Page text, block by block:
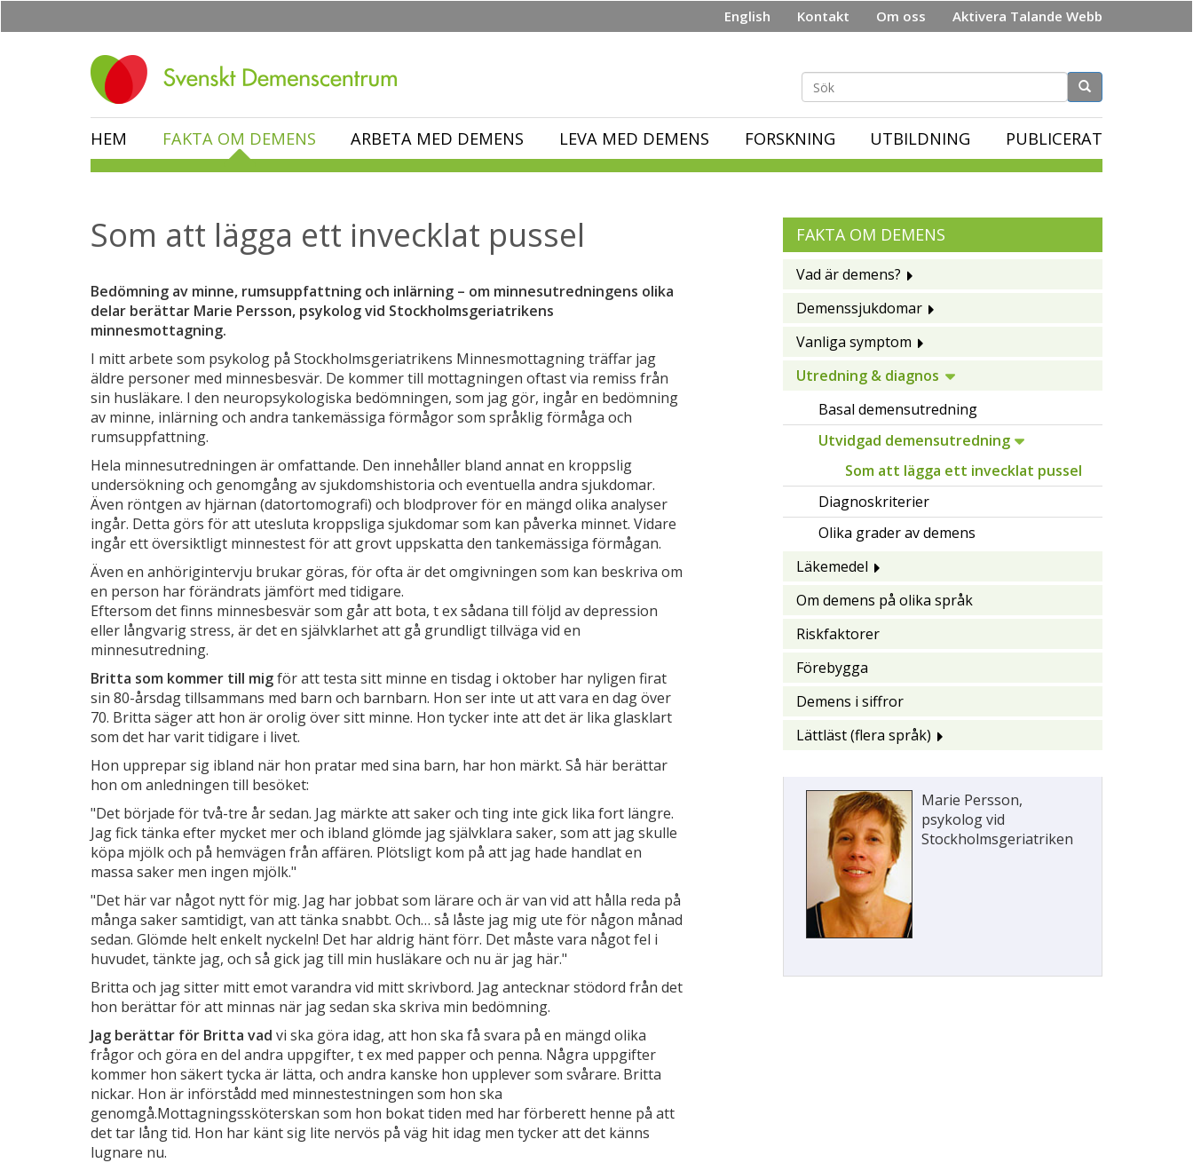
English Kontakt Om oss Aktivera Talande Webb
Sökformulär
HEM FAKTA OM DEMENS ARBETA MED DEMENS LEVA MED DEMENS FORSKNING UTBILDNING PUBLICERAT
Som att lägga ett invecklat pussel
Bedömning av minne, rumsuppfattning och inlärning – om minnesutredningens olika
delar berättar Marie Persson, psykolog vid Stockholmsgeriatrikens
minnesmottagning.
I mitt arbete som psykolog på Stockholmsgeriatrikens Minnesmottagning träffar jag
äldre personer med minnesbesvär. De kommer till mottagningen oftast via remiss från
sin husläkare. I den neuropsykologiska bedömningen, som jag gör, ingår en bedömning
av minne, inlärning och andra tankemässiga förmågor som språklig förmåga och
rumsuppfattning.
Hela minnesutredningen är omfattande. Den innehåller bland annat en kroppslig
undersökning och genomgång av sjukdomshistoria och eventuella andra sjukdomar.
Även röntgen av hjärnan (datortomografi) och blodprover för en mängd olika analyser
ingår. Detta görs för att utesluta kroppsliga sjukdomar som kan påverka minnet. Vidare
ingår ett översiktligt minnestest för att grovt uppskatta den tankemässiga förmågan.
Även en anhörigintervju brukar göras, för ofta är det omgivningen som kan beskriva om
en person har förändrats jämfört med tidigare.
Eftersom det finns minnesbesvär som går att bota, t ex sådana till följd av depression
eller långvarig stress, är det en självklarhet att gå grundligt tillväga vid en
minnesutredning.
Britta som kommer till migför att testa sitt minne en tisdag i oktober har nyligen firat
sin 80-årsdag tillsammans med barn och barnbarn. Hon ser inte ut att vara en dag över
70. Britta säger att hon är orolig över sitt minne. Hon tycker inte att det är lika glasklart
som det har varit tidigare i livet.
Hon upprepar sig ibland när hon pratar med sina barn, har hon märkt. Så här berättar
hon om anledningen till besöket:
"Det började för två-tre år sedan. Jag märkte att saker och ting inte gick lika fort längre.
Jag fick tänka efter mycket mer och ibland glömde jag självklara saker, som att jag skulle
köpa mjölk och på hemvägen från affären. Plötsligt kom på att jag hade handlat en
massa saker men ingen mjölk."
"Det här var något nytt för mig. Jag har jobbat som lärare och är van vid att hålla reda på
många saker samtidigt, van att tänka snabbt. Och… så låste jag mig ute för någon månad
sedan. Glömde helt enkelt nyckeln! Det har aldrig hänt förr. Det måste vara något fel i
huvudet, tänkte jag, och så gick jag till min husläkare och nu är jag här."
Britta och jag sitter mitt emot varandra vid mitt skrivbord. Jag antecknar stödord från det
hon berättar för att minnas när jag sedan ska skriva min bedömning.
Jag berättar för Britta vad vi ska göra idag, att hon ska få svara på en mängd olika
frågor och göra en del andra uppgifter, t ex med papper och penna. Några uppgifter
kommer hon säkert tycka är lätta, och andra kanske hon upplever som svårare. Britta
nickar. Hon är införstådd med minnestestningen som hon ska
genomgå.Mottagningssköterskan som hon bokat tiden med har förberett henne på att
det tar lång tid. Hon har känt sig lite nervös på väg hit idag men tycker att det känns
lugnare nu.
FAKTA OM DEMENS
Vad är demens?
Demenssjukdomar
Vanliga symptom
Utredning & diagnos
Basal demensutredning
Utvidgad demensutredning
Som att lägga ett invecklat pussel
Diagnoskriterier
Olika grader av demens
Läkemedel
Om demens på olika språk
Riskfaktorer
Förebygga
Demens i siffror
Lättläst (flera språk)
Marie Persson,
psykolog vid
Stockholmsgeriatriken